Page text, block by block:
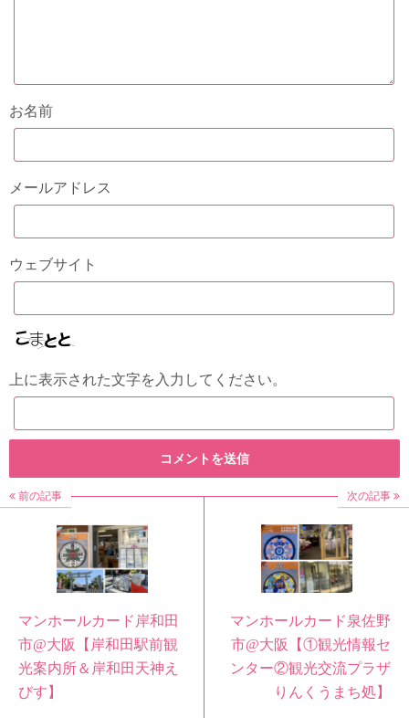
お名前
メールアドレス
ウェブサイト
上に表示された文字を入力してください。
前の記事
マンホールカード岸和田
市@大阪【岸和田駅前観
光案内所＆岸和田天神え
びす】
次の記事
マンホールカード泉佐野
市@大阪【①観光情報セ
ンター②観光交流プラザ
りんくうまち処】